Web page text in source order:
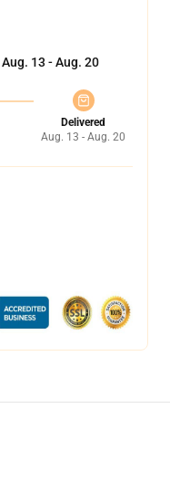
Aug. 13 - Aug. 20
Delivered
Aug. 13 - Aug. 20